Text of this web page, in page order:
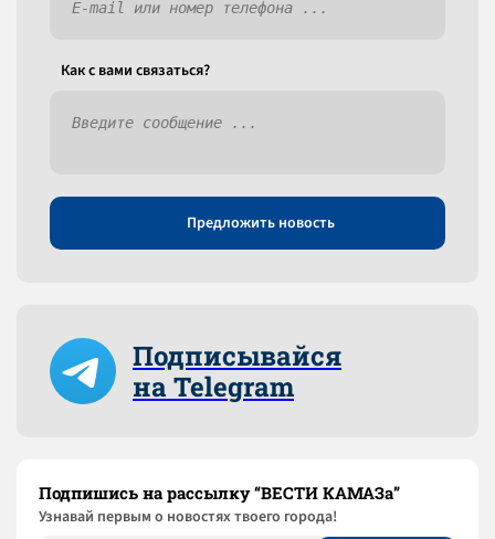
Как c вами связаться?
Предложить новость
Подписывайся
на Telegram
Подпишись на рассылку “ВЕСТИ КАМАЗа”
Узнaвай первым о новостях твоего города!